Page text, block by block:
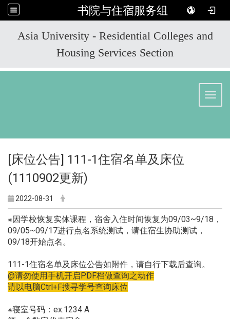
书院与住宿服务组
Asia University - Residential Colleges and
Housing Services Section
[床位公告] 111-1住宿名单及床位
(1110902更新)
2022-08-31
※因学校恢复实体课程，宿舍入住时间恢复为09/03~9/18，
09/05~09/17进行点名系统测试，请住宿生协助测试，
09/18开始点名。
111-1住宿名单及床位公告如附件，请自行下载后查询。
@请勿使用手机开启PDF档做查询之动作
请以电脑Ctrl+F搜寻学号查询床位
※寝室号码：ex.1234 A